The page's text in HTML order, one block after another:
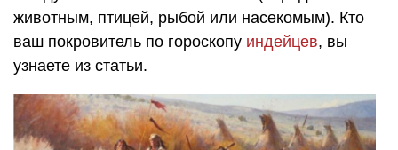
животным, птицей, рыбой или насекомым). Кто
ваш покровитель по гороскопу индейцев, вы
узнаете из статьи.